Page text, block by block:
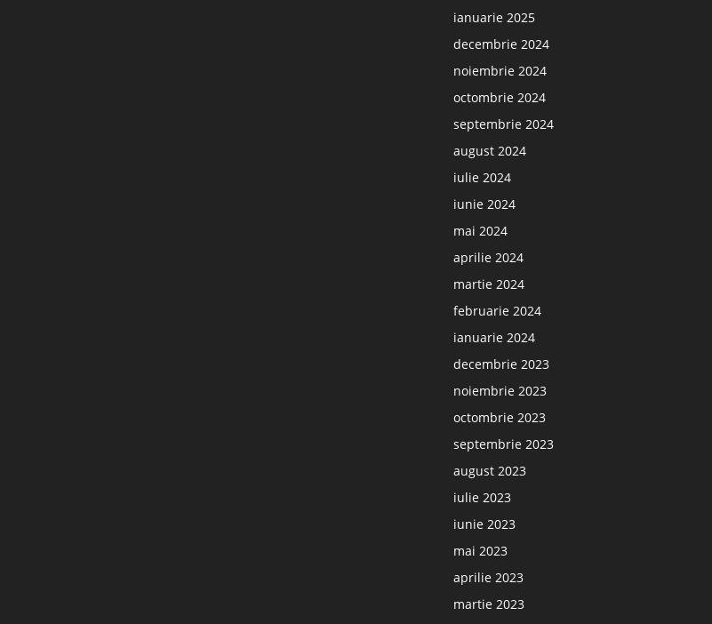
ianuarie 2025
decembrie 2024
noiembrie 2024
octombrie 2024
septembrie 2024
august 2024
iulie 2024
iunie 2024
mai 2024
aprilie 2024
martie 2024
februarie 2024
ianuarie 2024
decembrie 2023
noiembrie 2023
octombrie 2023
septembrie 2023
august 2023
iulie 2023
iunie 2023
mai 2023
aprilie 2023
martie 2023